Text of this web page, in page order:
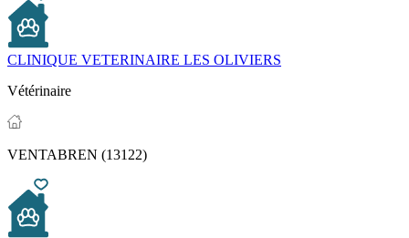
CLINIQUE VETERINAIRE LES OLIVIERS
Vétérinaire
VENTABREN (13122)